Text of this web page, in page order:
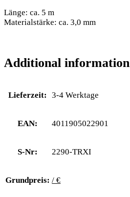
Länge: ca. 5 m
Materialstärke: ca. 3,0 mm
Additional information
Lieferzeit: 3-4 Werktage
EAN: 4011905022901
S-Nr: 2290-TRXI
Grundpreis: / €